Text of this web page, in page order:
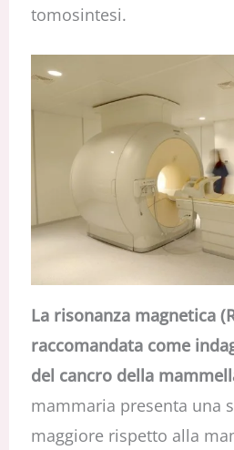
tomosintesi.
La risonanza magnetica
raccomandata come
del cancro della
mammaria presenta una
maggiore rispetto alla